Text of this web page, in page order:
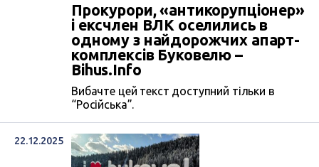
Прокурори, «антикорупціонер»
і ексчлен ВЛК оселились в
одному з найдорожчих апарт-
комплексів Буковелю –
Bihus.Infо
Вибачте цей текст доступний тільки в
“Російська”.
22.12.2025